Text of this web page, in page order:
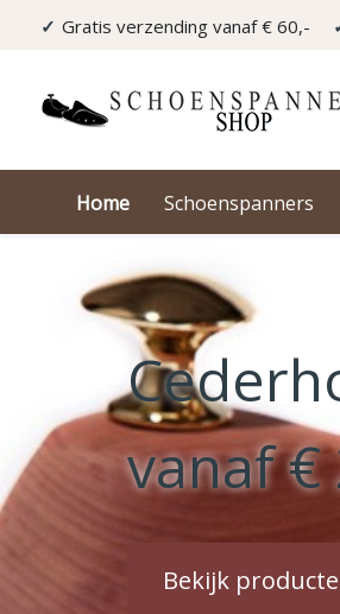
Gratis verzending vanaf € 60,-
Home Schoenspanners
vanaf €
Bekijk